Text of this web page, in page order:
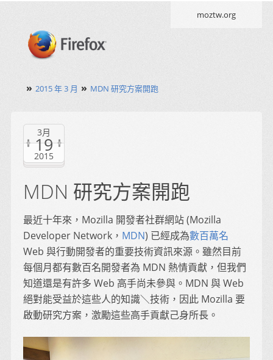
moztw.org
» 2015 年 3 月 » MDN 研究方案開跑
3月
19
2015
MDN 研究方案開跑
最近十年來，Mozilla 開發者社群網站 (Mozilla
Developer Network， MDN) 已經成為數百萬名
Web 與行動開發者的重要技術資訊來源。雖然目前
每個月都有數百名開發者為 MDN 熱情貢獻，但我們
知道還是有許多 Web 高手尚未參與。MDN 與 Web
絕對能受益於這些人的知識＼技術，因此 Mozilla 要
啟動研究方案，激勵這些高手貢獻己身所長。